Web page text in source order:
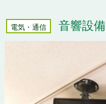
電気・通信 音響設備